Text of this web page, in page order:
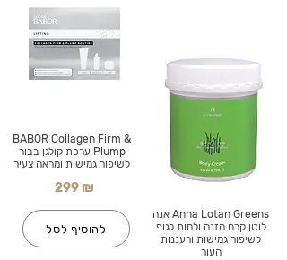
BABOR Collagen Firm &
Plump ערכת קולגן בבור
לשיפור גמישות ומראה צעיר
299 ₪
להוסיף לסל
Anna Lotan Greens אנה
לוטן קרם הזנה ולחות לגוף
לשיפור גמישות ורעננות
העור